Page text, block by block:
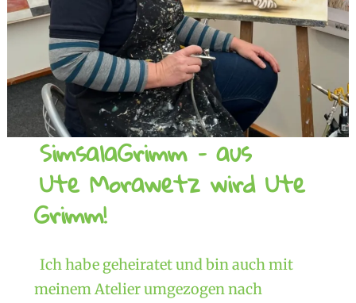
SimsalaGrimm – aus
Ute Morawetz wird Ute
Grimm!
Ich habe geheiratet und bin auch mit
meinem Atelier umgezogen nach